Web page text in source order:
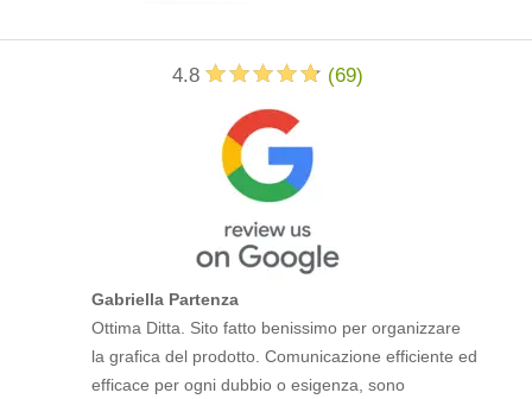
4.8 (69)
Gabriella Partenza
Ottima Ditta. Sito fatto benissimo per organizzare
la grafica del prodotto. Comunicazione efficiente ed
efficace per ogni dubbio o esigenza, sono